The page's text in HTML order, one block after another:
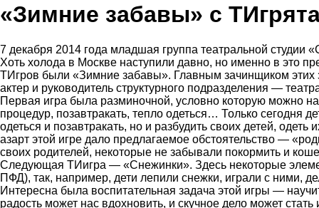
«Зимние забавы» с
7 декабря 2014 года младшая группа театральной
Хоть холода в Москве наступили давно, но именно в это
ТИгров были «Зимние забавы». Главным зачинщиком
актер и руководитель структурного подразделения —
Первая игра была разминочной, условно которую можно
процедур, позавтракать, тепло одеться… Только сегодня
одеться и позавтракать, но и разбудить своих детей,
азарт этой игре дало предлагаемое обстоятельство —
своих родителей, некоторые не забывали покормить и
Следующая ТИигра — «Снежинки». Здесь некоторые
ПФД), так, например, дети лепили снежки, играли с ними,
Интересна была воспитательная задача этой игры —
радость может нас вдохновить, и скучное дело может